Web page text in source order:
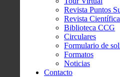
Revista Puntos
Revista
Biblioteca CCG
Circulares
Formulario de
Formatos
Noticias
Contacto